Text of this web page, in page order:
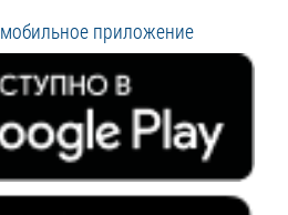
приложение